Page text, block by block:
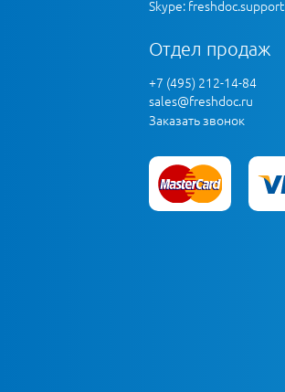
Skype: freshdoc.support
Отдел продаж
+7 (495) 212-14-84
sales@freshdoc.ru
Заказать звонок